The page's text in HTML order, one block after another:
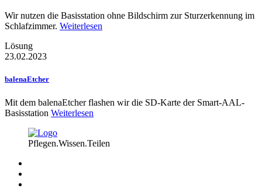
Wir nutzen die Basisstation ohne Bildschirm zur Sturzerkennung im
Schlafzimmer. Weiterlesen
Lösung
23.02.2023
balenaEtcher
Mit dem balenaEtcher flashen wir die SD-Karte der Smart-AAL-
Basisstation Weiterlesen
Pflegen.Wissen.Teilen